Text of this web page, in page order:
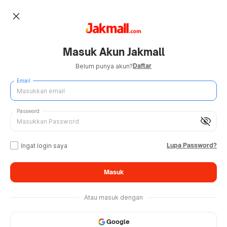
close
Masuk Akun Jakmall
Belum punya akun?Daftar
Email
visibility_off
Password
Ingat login saya Lupa Password?
Masuk
Atau masuk dengan
Google